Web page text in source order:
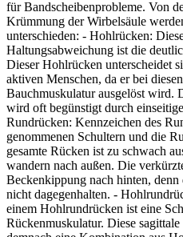
für Bandscheibenprobleme. Von
Krümmung der Wirbelsäule
unterschieden: - Hohlrücken:
Haltungsabweichung ist die
Dieser Hohlrücken unterscheidet
aktiven Menschen, da er bei
Bauchmuskulatur ausgelöst wird.
wird oft begünstigt durch
Rundrücken: Kennzeichen des
genommenen Schultern und die
gesamte Rücken ist zu schwach
wandern nach außen. Die
Beckenkippung nach hinten,
nicht dagegenhalten. -
einem Hohlrundrücken ist eine
Rückenmuskulatur. Diese